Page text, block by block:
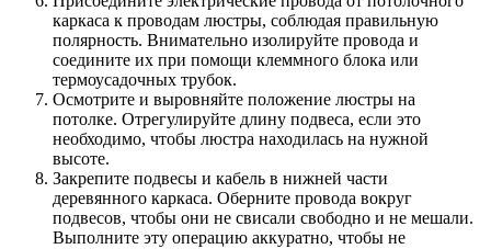
каркаса к проводам люстры, соблюдая правильную
полярность. Внимательно изолируйте провода и
соедините их при помощи клеммного блока или
термоусадочных трубок.
Осмотрите и выровняйте положение люстры на
потолке. Отрегулируйте длину подвеса, если это
необходимо, чтобы люстра находилась на нужной
высоте.
Закрепите подвесы и кабель в нижней части
деревянного каркаса. Оберните провода вокруг
подвесов, чтобы они не свисали свободно и не мешали.
Выполните эту операцию аккуратно, чтобы не